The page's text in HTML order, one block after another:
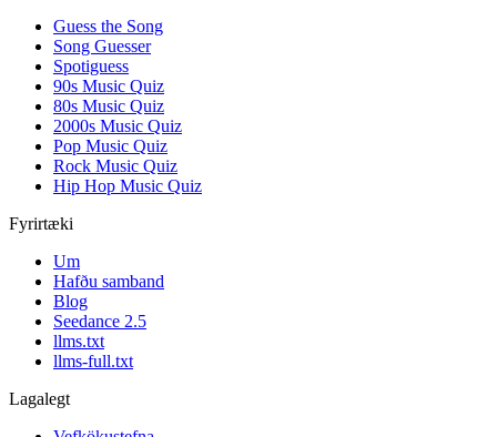
Guess the Song
Song Guesser
Spotiguess
90s Music Quiz
80s Music Quiz
2000s Music Quiz
Pop Music Quiz
Rock Music Quiz
Hip Hop Music Quiz
Fyrirtæki
Um
Hafðu samband
Blog
Seedance 2.5
llms.txt
llms-full.txt
Lagalegt